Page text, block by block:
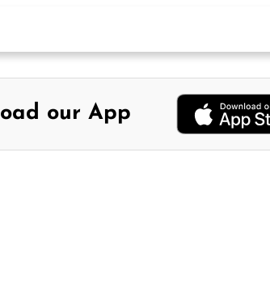
our App